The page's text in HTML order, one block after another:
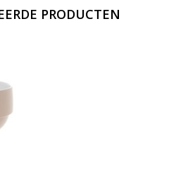
PRODUCTEN